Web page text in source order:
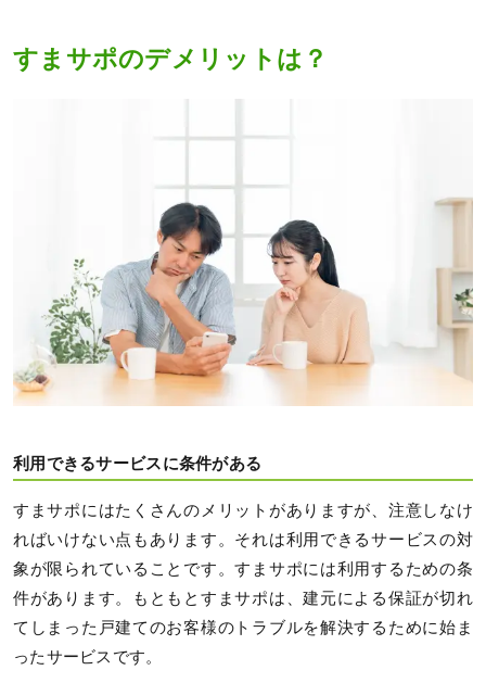
すまサポのデメリットは？
利用できるサービスに条件がある
すまサポにはたくさんのメリットがありますが、注意しなけ
ればいけない点もあります。それは利用できるサービスの対
象が限られていることです。すまサポには利用するための条
件があります。もともとすまサポは、建元による保証が切れ
てしまった戸建てのお客様のトラブルを解決するために始ま
ったサービスです。